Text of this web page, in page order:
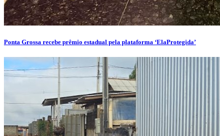
Ponta Grossa recebe prêmio estadual pela plataforma ‘ElaProtegida’